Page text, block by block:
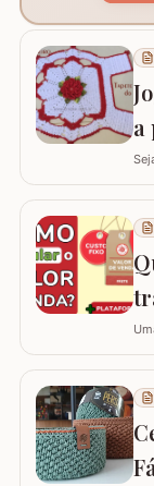
a
a
de